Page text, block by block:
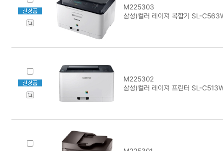
M225303
삼성)컬러 레이져 복합기 SL-
M225302
삼성)컬러 레이져 프린터 SL-